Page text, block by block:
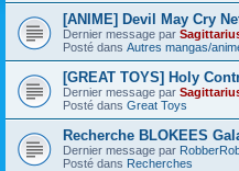
[ANIME] Devil May Cry
Dernier message par
Posté dans Autres mangas/
[GREAT TOYS] Holy
Dernier message par
Posté dans Great Toys
Recherche BLOKEES
Dernier message par
Posté dans Recherches